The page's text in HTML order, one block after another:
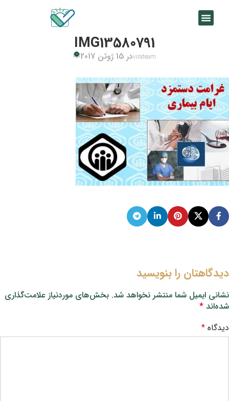
IMG13580791
virateamدر 15 ژوئن 2017 0
دیدگاهتان را بنویسید
نشانی ایمیل شما منتشر نخواهد شد. بخش‌های موردنیاز علامت‌گذاری
شده‌اند *
دیدگاه *